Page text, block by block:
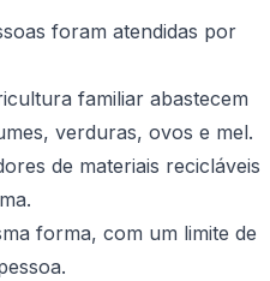
foram atendidas por
familiar abastecem
verduras, ovos e mel.
de materiais recicláveis
forma, com um limite de